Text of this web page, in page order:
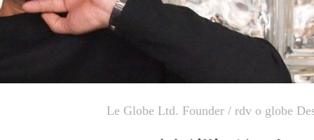
Le Globe Ltd. Founder / rdv o globe